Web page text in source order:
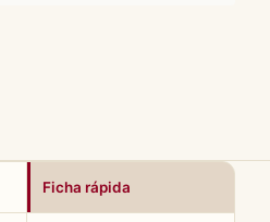
Ficha rápida